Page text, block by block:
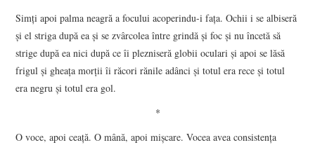
Simţi apoi palma neagră a focului acoperindu-i faţa. Ochii i se albiseră
şi el striga după ea şi se zvârcolea între grindă şi foc şi nu încetă să
strige după ea nici după ce îi plezniseră globii oculari şi apoi se lăsă
frigul şi gheaţa morţii îi răcori rănile adânci şi totul era rece şi totul
era negru şi totul era gol.
*
O voce, apoi ceaţă. O mână, apoi mişcare. Vocea avea consistenţa